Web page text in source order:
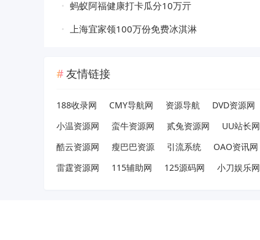
蚂蚁阿福健康打卡瓜分10万亓
上海宜家领100万份免费冰淇淋
友情链接
188收录网 CMY导航网 资源导航 DVD资源网
小温资源网
蛮牛资源网 贰兔资源网 UU站长网
酷云资源网
瘦巴巴资源 引流系统 OAO资讯网
雷霆资源网
115辅助网 125源码网 小刀娱乐网